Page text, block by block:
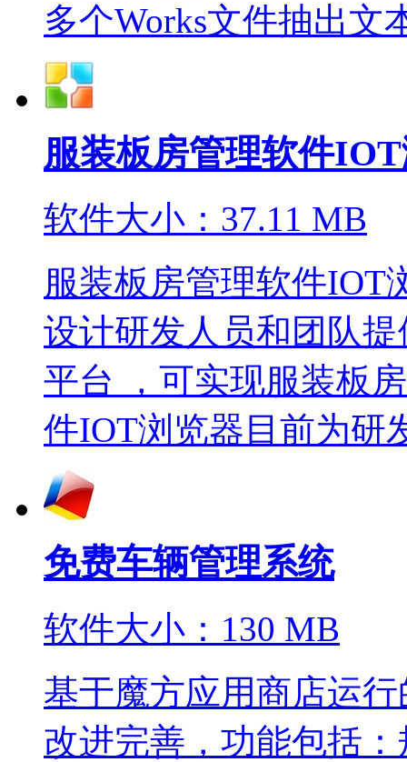
多个Works文件抽出文
服装板房管理软件
软件大小：37.11 MB
服装板房管理软件IOT
设计研发人员和团队
平台 ，可实现服装板
件IOT浏览器目前为研
免费车辆管理系统
软件大小：130 MB
基于魔方应用商店运
改进完善，功能包括